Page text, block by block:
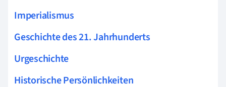
Imperialismus
Geschichte des 21. Jahrhunderts
Urgeschichte
Historische Persönlichkeiten